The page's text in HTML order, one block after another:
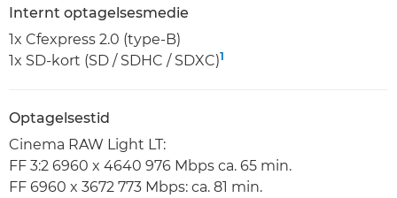
Internt optagelsesmedie
1x Cfexpress 2.0 (type-B)
1x SD-kort (SD / SDHC / SDXC)1
Optagelsestid
Cinema RAW Light LT:
FF 3:2 6960 x 4640 976 Mbps ca. 65 min.
FF 6960 x 3672 773 Mbps: ca. 81 min.